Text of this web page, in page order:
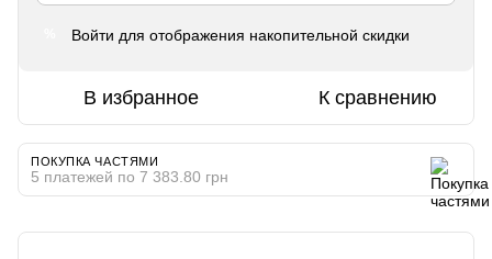
Войти для отображения накопительной скидки
В избранное К сравнению
ПОКУПКА ЧАСТЯМИ
5 платежей по 7 383.80 грн